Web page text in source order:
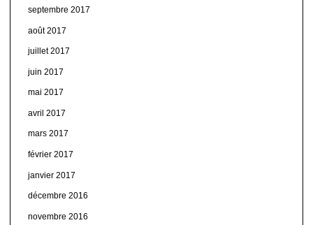
septembre 2017
août 2017
juillet 2017
juin 2017
mai 2017
avril 2017
mars 2017
février 2017
janvier 2017
décembre 2016
novembre 2016